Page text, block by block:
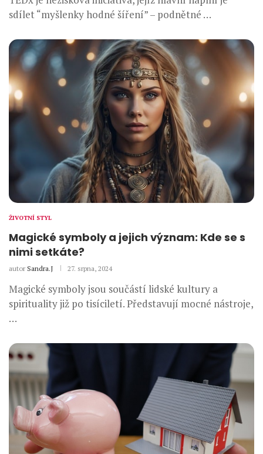
sdílet “myšlenky hodné šíření” – podnětné …
ŽIVOTNÍ STYL
Magické symboly a jejich význam: Kde se s
nimi setkáte?
autor Sandra.J 27. srpna, 2024
Magické symboly jsou součástí lidské kultury a
spirituality již po tisíciletí. Představují mocné nástroje,
…